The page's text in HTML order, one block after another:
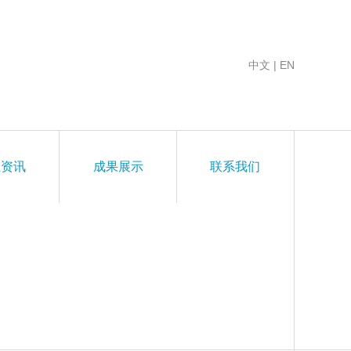
中文 | EN
讯 成果展示 联系我们